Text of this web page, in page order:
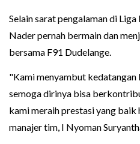
Selain sarat pengalaman di
Nader pernah bermain dan
bersama F91 Dudelange.
"Kami menyambut kedatangan
semoga dirinya bisa
kami meraih prestasi yang baik
manajer tim, I Nyoman